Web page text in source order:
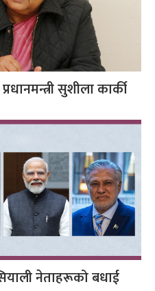
सुशीला कार्की
नेताहरूको बधाई